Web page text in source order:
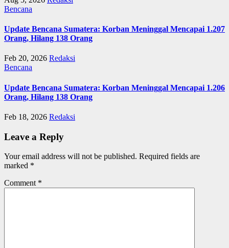
Bencana
Update Bencana Sumatera: Korban Meninggal Mencapai 1.207
Orang, Hilang 138 Orang
Feb 20, 2026 Redaksi
Bencana
Update Bencana Sumatera: Korban Meninggal Mencapai 1.206
Orang, Hilang 138 Orang
Feb 18, 2026 Redaksi
Leave a Reply
Your email address will not be published. Required fields are
marked *
Comment *